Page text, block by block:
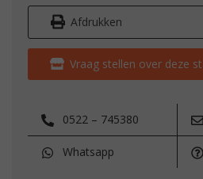
Afdrukken
Vraag stellen over deze
0522 – 745380
Whatsapp